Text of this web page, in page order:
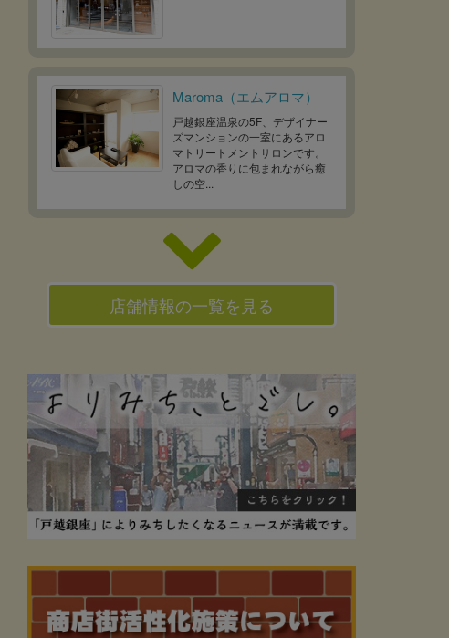
Maroma（エムアロマ）
戸越銀座温泉の5F、デザイナー
ズマンションの一室にあるアロ
マトリートメントサロンです。
アロマの香りに包まれながら癒
しの空...
店舗情報の一覧を見る